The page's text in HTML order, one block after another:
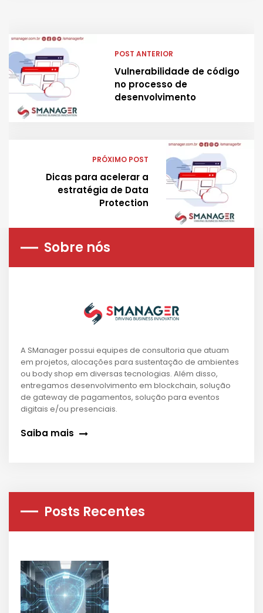
POST ANTERIOR
Vulnerabilidade de código
no processo de
desenvolvimento
PRÓXIMO POST
Dicas para acelerar a
estratégia de Data
Protection
Sobre nós
A SManager possui equipes de consultoria que atuam
em projetos, alocações para sustentação de ambientes
ou body shop em diversas tecnologias. Além disso,
entregamos desenvolvimento em blockchain, solução
de gateway de pagamentos, solução para eventos
digitais e/ou presenciais.
Saiba mais
Posts Recentes